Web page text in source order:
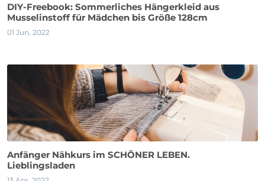
DIY-Freebook: Sommerliches Hängerkleid aus
Musselinstoff für Mädchen bis Größe 128cm
01 Jun, 2022
Anfänger Nähkurs im SCHÖNER LEBEN.
Lieblingsladen